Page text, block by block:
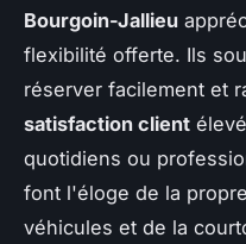
Bourgoin-Jallieu
flexibilité offerte. Ils
réserver facilement et
satisfaction client
quotidiens ou
font l'éloge de la
véhicules et de la